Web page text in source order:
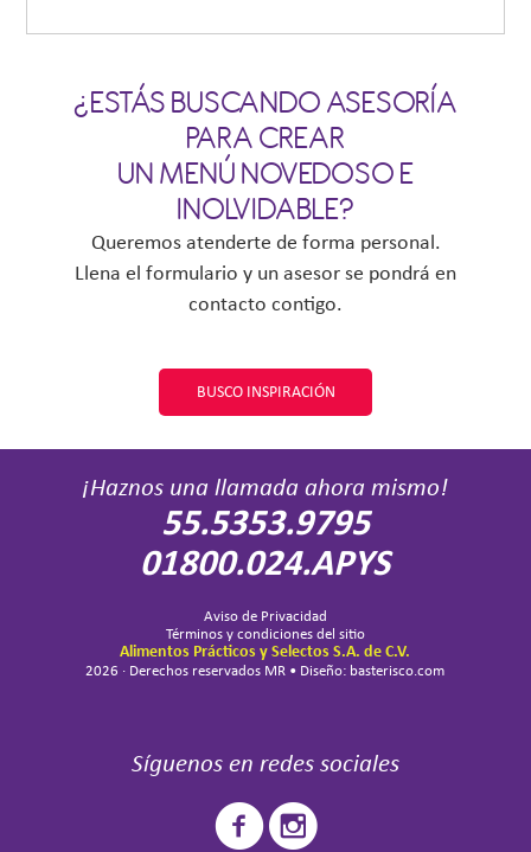
¿ESTÁS BUSCANDO ASESORÍA
PARA CREAR
UN MENÚ NOVEDOSO E
INOLVIDABLE?
Queremos atenderte de forma personal.
Llena el formulario y un asesor se pondrá en
contacto contigo.
BUSCO INSPIRACIÓN
¡Haznos una llamada ahora mismo!
55.5353.9795
01800.024.APYS
Aviso de Privacidad
Términos y condiciones del sitio
Alimentos Prácticos y Selectos S.A. de C.V.
2026 · Derechos reservados MR • Diseño: basterisco.com
Síguenos en redes sociales